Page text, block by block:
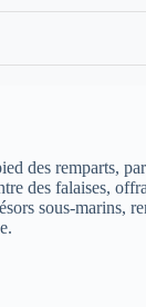
des remparts,
des falaises,
sous-marins,